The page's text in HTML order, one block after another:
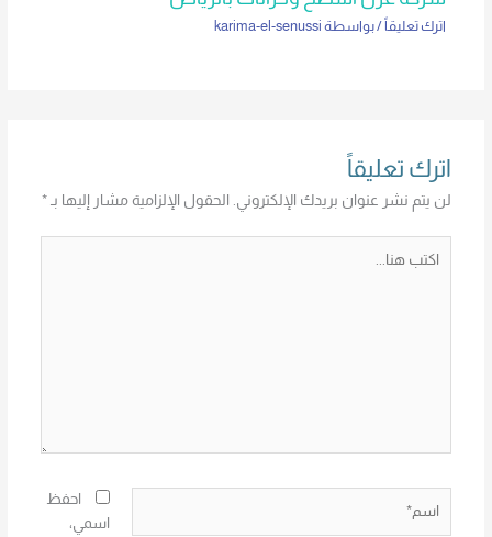
اترك تعليقاً/ بواسطة karima-el-senussi
اترك تعليقاً
لن يتم نشر عنوان بريدك الإلكتروني. الحقول الإلزامية مشار إليها بـ *
احفظ
اسمي،